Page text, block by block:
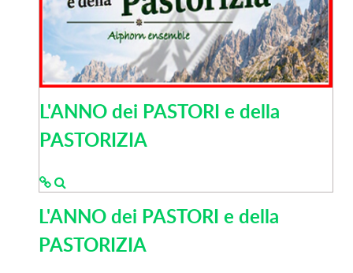
L'ANNO dei PASTORI e della
PASTORIZIA
L'ANNO dei PASTORI e della
PASTORIZIA